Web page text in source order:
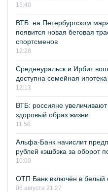
15:40
ВТБ: на Петербургском
появится новая беговая
спортсменов
12:28
Среднеуральск и Ирбит
доступна семейная ипотека
12:13
ВТБ: россияне
здоровый образ жизни
11:50
Альфа-Банк начислит
рублей кэшбэка за оборот
10:00
ОТП Банк включён в
06 августа 21:27